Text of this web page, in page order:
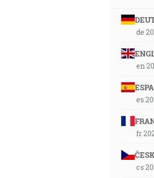
de
en
es
fr
cs